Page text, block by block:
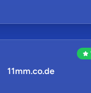
11mm.co.de